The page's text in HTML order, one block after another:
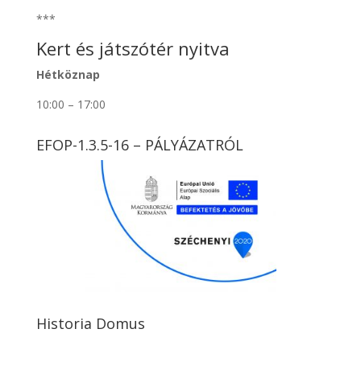
***
Kert és játszótér nyitva
Hétköznap
10:00 – 17:00
EFOP-1.3.5-16 – PÁLYÁZATRÓL
Historia Domus